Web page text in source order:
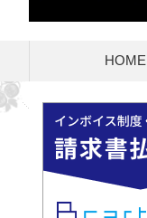
HOME